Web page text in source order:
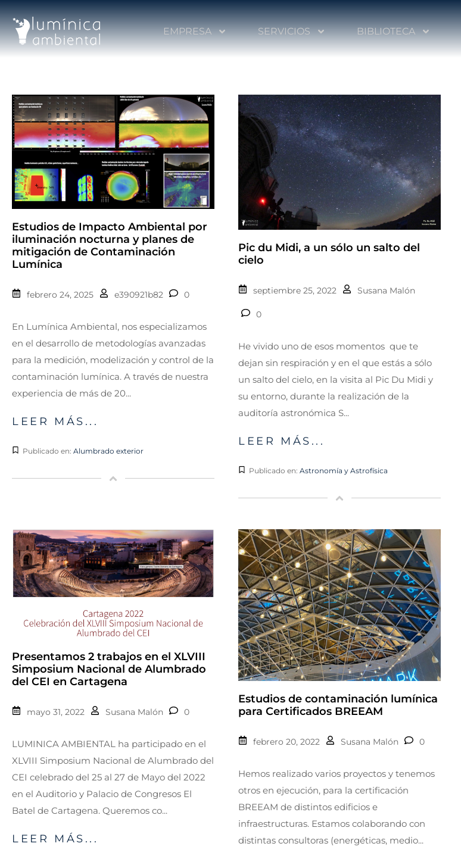
EMPRESA SERVICIOS BIBLIOTECA
Estudios de Impacto Ambiental por
iluminación nocturna y planes de
mitigación de Contaminación
Lumínica
febrero 24, 2025 e390921b82 0
En Lumínica Ambiental, nos especializamos
en el desarrollo de metodologías avanzadas
para la medición, modelización y control de la
contaminación lumínica. A través de nuestra
experiencia de más de 20...
LEER MÁS...
Publicado en: Alumbrado exterior
Pic du Midi, a un sólo un salto del
cielo
septiembre 25, 2022 Susana Malón
0
He vivido uno de esos momentos que te
dejan sin respiración y en el que estás a sólo
un salto del cielo, en la visita al Pic Du Midi y
su entorno, durante la realización de la
auditoría astronómica S...
LEER MÁS...
Publicado en: Astronomía y Astrofísica
Presentamos 2 trabajos en el XLVIII
Simposium Nacional de Alumbrado
del CEI en Cartagena
mayo 31, 2022 Susana Malón 0
LUMINICA AMBIENTAL ha participado en el
XLVIII Simposium Nacional de Alumbrado del
CEI celebrado del 25 al 27 de Mayo del 2022
en el Auditorio y Palacio de Congresos El
Batel de Cartagena. Queremos co...
LEER MÁS...
Estudios de contaminación lumínica
para Certificados BREEAM
febrero 20, 2022 Susana Malón 0
Hemos realizado varios proyectos y tenemos
otros en ejecución, para la certificación
BREEAM de distintos edificios e
infraestructuras. Estamos colaborando con
distintas consultoras (energéticas, medio...